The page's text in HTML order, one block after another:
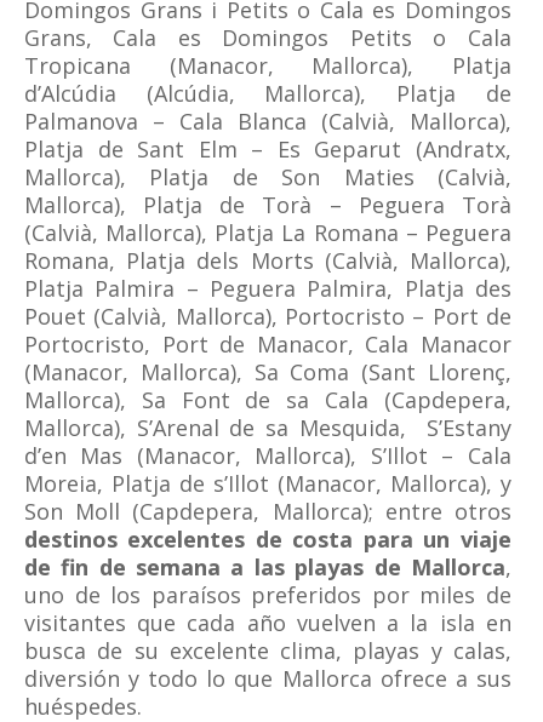
Domingos Grans i Petits o Cala es Domingos
Grans, Cala es Domingos Petits o Cala
Tropicana (Manacor, Mallorca), Platja
d’Alcúdia (Alcúdia, Mallorca), Platja de
Palmanova – Cala Blanca (Calvià, Mallorca),
Platja de Sant Elm – Es Geparut (Andratx,
Mallorca), Platja de Son Maties (Calvià,
Mallorca), Platja de Torà – Peguera Torà
(Calvià, Mallorca), Platja La Romana – Peguera
Romana, Platja dels Morts (Calvià, Mallorca),
Platja Palmira – Peguera Palmira, Platja des
Pouet (Calvià, Mallorca), Portocristo – Port de
Portocristo, Port de Manacor, Cala Manacor
(Manacor, Mallorca), Sa Coma (Sant Llorenç,
Mallorca), Sa Font de sa Cala (Capdepera,
Mallorca), S’Arenal de sa Mesquida, S’Estany
d’en Mas (Manacor, Mallorca), S’Illot – Cala
Moreia, Platja de s’Illot (Manacor, Mallorca), y
Son Moll (Capdepera, Mallorca); entre otros
destinos excelentes de costa para un viaje
de fin de semana a las playas de Mallorca,
uno de los paraísos preferidos por miles de
visitantes que cada año vuelven a la isla en
busca de su excelente clima, playas y calas,
diversión y todo lo que Mallorca ofrece a sus
huéspedes.